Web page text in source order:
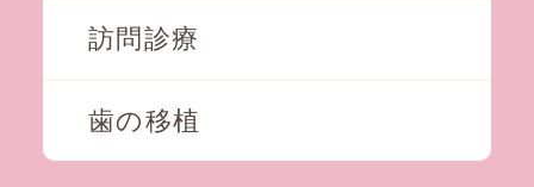
訪問診療
歯の移植